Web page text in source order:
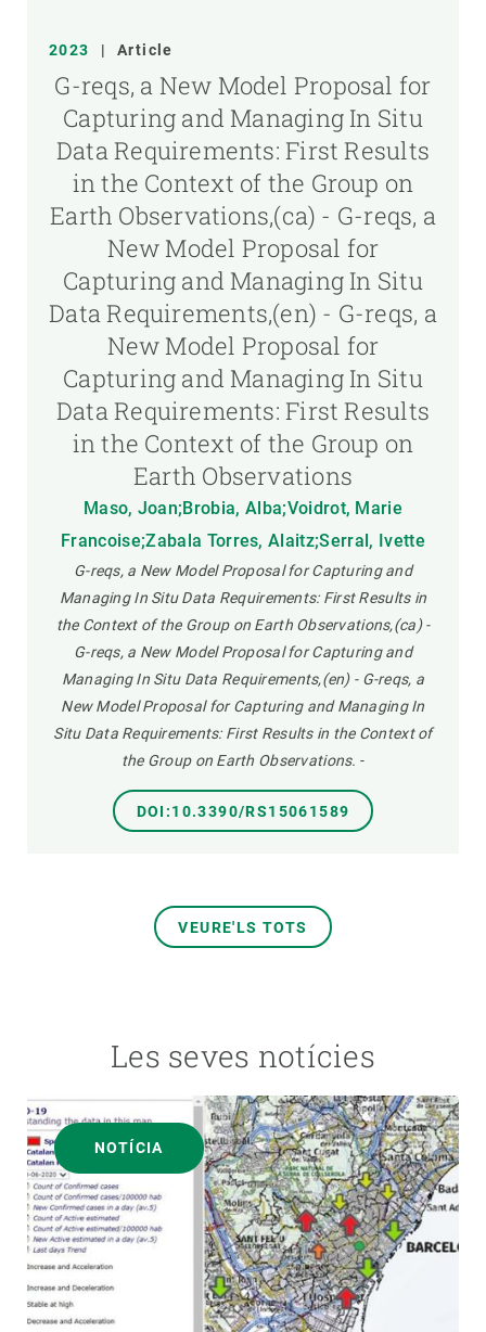
2023 | Article
G-reqs, a New Model Proposal for
Capturing and Managing In Situ
Data Requirements: First Results
in the Context of the Group on
Earth Observations,(ca) - G-reqs, a
New Model Proposal for
Capturing and Managing In Situ
Data Requirements,(en) - G-reqs, a
New Model Proposal for
Capturing and Managing In Situ
Data Requirements: First Results
in the Context of the Group on
Earth Observations
Maso, Joan;Brobia, Alba;Voidrot, Marie
Francoise;Zabala Torres, Alaitz;Serral, Ivette
G-reqs, a New Model Proposal for Capturing and
Managing In Situ Data Requirements: First Results in
the Context of the Group on Earth Observations,(ca) -
G-reqs, a New Model Proposal for Capturing and
Managing In Situ Data Requirements,(en) - G-reqs, a
New Model Proposal for Capturing and Managing In
Situ Data Requirements: First Results in the Context of
the Group on Earth Observations. -
DOI:10.3390/RS15061589
VEURE'LS TOTS
Les seves notícies
NOTÍCIA